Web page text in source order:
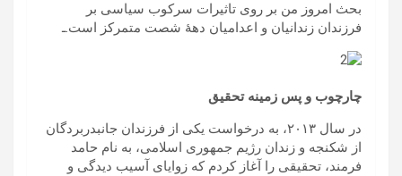
بحث امروز من بر روی تاثیرات سرکوب سیاسی بر
فرزندان زندانیان و اعدامیان دهۀ شصت متمرکز است.ـ
چارچوب و پس زمینه تحقیق
در سال ۲۰۱۳، به درخواست یکی از فرزندان جانبدربردگان
از شکنجه و زندان رژیم جمهوری اسلامی، به نام حامد
فرمند، تحقیقی را آغاز کردم که زوایای آسیب دیدگی و